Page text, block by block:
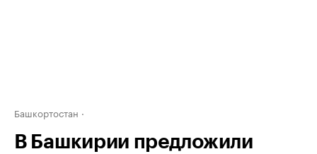
Башкортостан
В Башкирии предложили